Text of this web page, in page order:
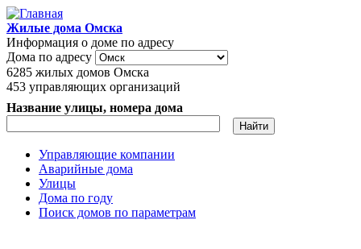
Перейти к основному содержанию
Жилые дома Омска
Информация о доме по адресу
Дома по адресу
6285 жилых домов Омска
453 управляющих организаций
Название улицы, номера дома
Главное меню
Управляющие компании
Аварийные дома
Улицы
Дома по году
Поиск домов по параметрам